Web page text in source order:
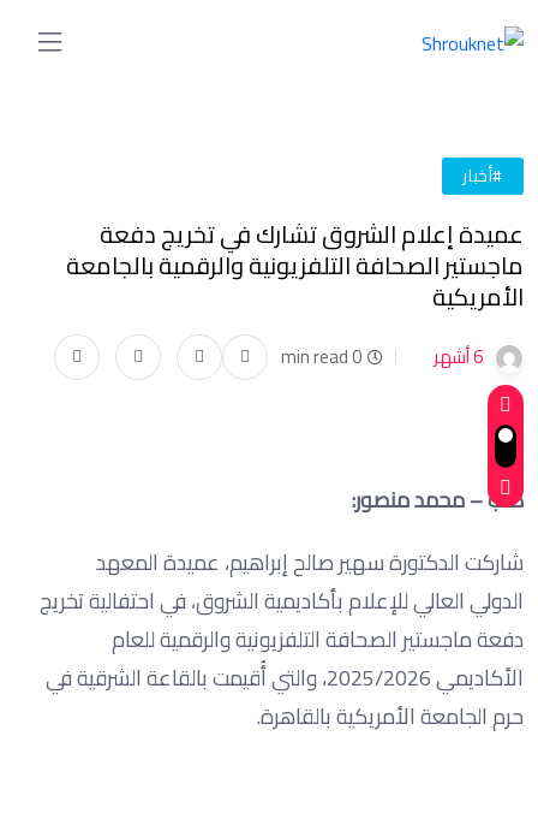
#أخبار
عميدة إعلام الشروق تشارك في تخريج دفعة
ماجستير الصحافة التلفزيونية والرقمية بالجامعة
الأمريكية
6 أشهر 0 min read
كتب – محمد منصور:
شاركت الدكتورة سهير صالح إبراهيم، عميدة المعهد
الدولي العالي للإعلام بأكاديمية الشروق، في احتفالية تخريج
دفعة ماجستير الصحافة التلفزيونية والرقمية للعام
الأكاديمي 2025/2026، والتي أُقيمت بالقاعة الشرقية في
حرم الجامعة الأمريكية بالقاهرة.